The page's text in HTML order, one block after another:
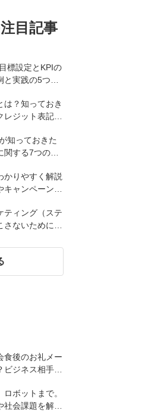
注目記事
標設定とKPIの
実践の5つの
は？知っておき
レジット表記
知っておきた
する7つのこ
かりやすく解説
キャンペーン実
イント【事例
ティング（ステ
ないために広
食後のお礼メー
ジネス相手に
ボットまで。
会課題を解決